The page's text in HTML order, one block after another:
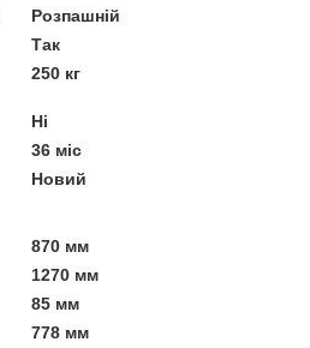
Розпашній
Так
250 кг
Ні
36 міс
Новий
870 мм
1270 мм
85 мм
778 мм